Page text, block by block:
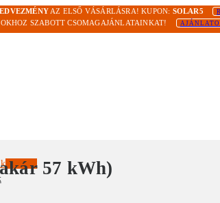
AZ ELSŐ VÁSÁRLÁSRA! KUPON: SOLAR5
SZABOTT CSOMAGAJÁNLATAINKAT!
Kiemelt
57 kWh)